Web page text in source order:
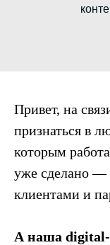
Привет, на
признаться в
которым
уже сделано —
клиентами и
А наша digital-